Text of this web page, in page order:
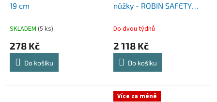
19 cm
SKLADEM (5 ks)
278 Kč
Do košíku
nůžky - ROBIN SAFETY
Do dvou týdnů
2 118 Kč
Do košíku
Více za méně